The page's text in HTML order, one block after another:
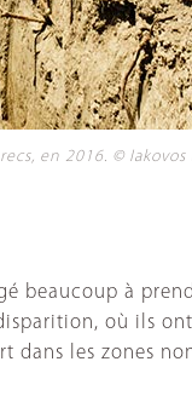
en 2016. © Iakovos
beaucoup à
où ils
dans les zones